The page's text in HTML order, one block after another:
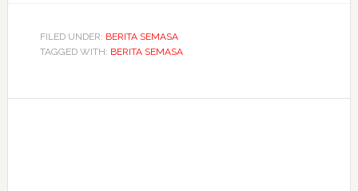
FILED UNDER: BERITA SEMASA
TAGGED WITH: BERITA SEMASA